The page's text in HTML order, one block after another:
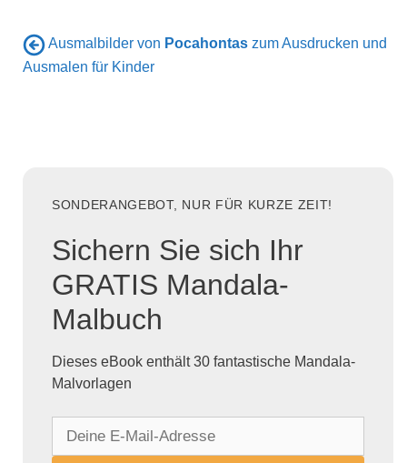
Ausmalbilder von Pocahontas zum Ausdrucken und
Ausmalen für Kinder
SONDERANGEBOT, NUR FÜR KURZE ZEIT!
Sichern Sie sich Ihr
GRATIS Mandala-
Malbuch
Dieses eBook enthält 30 fantastische Mandala-
Malvorlagen